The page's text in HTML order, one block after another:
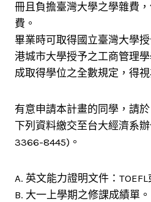
冊且負擔臺灣大學之學雜費
費。
畢業時可取得國立臺灣大學
港城市大學授予之工商管理
成取得學位之全數規定，得視
有意申請本計畫的同學，請
下列資料繳交至台大經濟系
3366-8445)。
A. 英文能力證明文件：TOEFL
B. 大一上學期之修課成績單。